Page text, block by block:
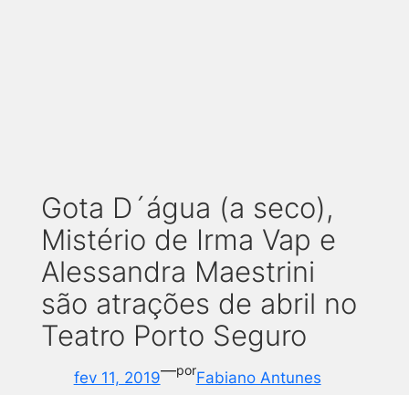
Gota D´água (a seco),
Mistério de Irma Vap e
Alessandra Maestrini
são atrações de abril no
Teatro Porto Seguro
fev 11, 2019—porFabiano Antunes